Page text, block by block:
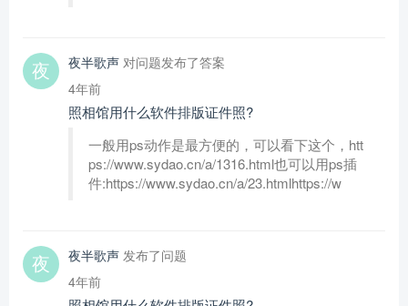
夜半歌声 对问题发布了答案
4年前
照相馆用什么软件排版证件照?
一般用ps动作是最方便的，可以看下这个，htt
ps://www.sydao.cn/a/1316.html也可以用ps插
件:https://www.sydao.cn/a/23.htmlhttps://w
夜半歌声 发布了问题
4年前